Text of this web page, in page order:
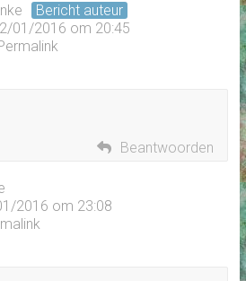
Bericht auteur
01/2016 om 20:45
Beantwoorden
2016 om 23:08